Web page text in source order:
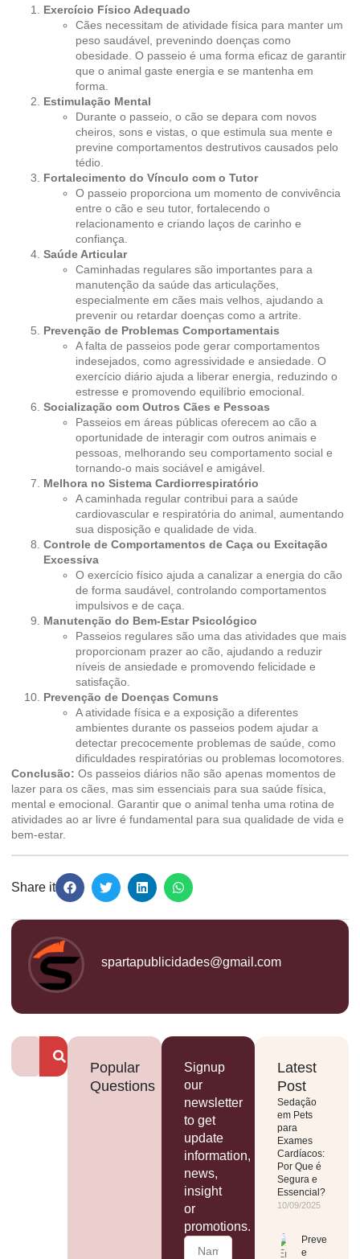
Popular
Questions
Signup
our
newsletter
to get
update
information,
news,
insight
or
promotions.
Latest
Post
Sedação
em Pets
para
Exames
Cardíacos:
Por Que é
Segura e
Essencial?
10/09/2025
Prevenção
e
Exercício Físico Adequado
Cães necessitam de atividade física para manter um
peso saudável, prevenindo doenças como
obesidade. O passeio é uma forma eficaz de garantir
que o animal gaste energia e se mantenha em
forma.
Estimulação Mental
Durante o passeio, o cão se depara com novos
cheiros, sons e vistas, o que estimula sua mente e
previne comportamentos destrutivos causados pelo
tédio.
Fortalecimento do Vínculo com o Tutor
O passeio proporciona um momento de convivência
entre o cão e seu tutor, fortalecendo o
relacionamento e criando laços de carinho e
confiança.
Saúde Articular
Caminhadas regulares são importantes para a
manutenção da saúde das articulações,
especialmente em cães mais velhos, ajudando a
prevenir ou retardar doenças como a artrite.
Prevenção de Problemas Comportamentais
A falta de passeios pode gerar comportamentos
indesejados, como agressividade e ansiedade. O
exercício diário ajuda a liberar energia, reduzindo o
estresse e promovendo equilíbrio emocional.
Socialização com Outros Cães e Pessoas
Passeios em áreas públicas oferecem ao cão a
oportunidade de interagir com outros animais e
pessoas, melhorando seu comportamento social e
tornando-o mais sociável e amigável.
Melhora no Sistema Cardiorrespiratório
A caminhada regular contribui para a saúde
cardiovascular e respiratória do animal, aumentando
sua disposição e qualidade de vida.
Controle de Comportamentos de Caça ou Excitação
Excessiva
O exercício físico ajuda a canalizar a energia do cão
de forma saudável, controlando comportamentos
impulsivos e de caça.
Manutenção do Bem-Estar Psicológico
Passeios regulares são uma das atividades que mais
proporcionam prazer ao cão, ajudando a reduzir
níveis de ansiedade e promovendo felicidade e
satisfação.
Prevenção de Doenças Comuns
A atividade física e a exposição a diferentes
ambientes durante os passeios podem ajudar a
detectar precocemente problemas de saúde, como
dificuldades respiratórias ou problemas locomotores.
Conclusão: Os passeios diários não são apenas momentos de
lazer para os cães, mas sim essenciais para sua saúde física,
mental e emocional. Garantir que o animal tenha uma rotina de
atividades ao ar livre é fundamental para sua qualidade de vida e
bem-estar.
Share it
spartapublicidades@gmail.com